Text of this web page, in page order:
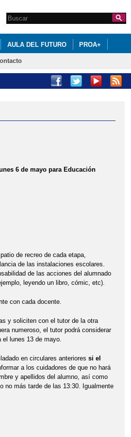
Formulario de
búsqueda
Search this site
AULA DEL FUTURO PROA+
6 de mayo para Educación
de recreo de cada etapa,
de las instalaciones escolares.
de las acciones del alumnado
leyendo un libro, cómic, etc).
con cada docente.
y soliciten con el tutor de la otra
numeroso, el tutor podrá considerar
el lunes 13 de mayo.
en circulares anteriores si el
a los cuidadores de que no hará
y apellidos del alumno, así como
no más tarde de las 13:30. Igualmente